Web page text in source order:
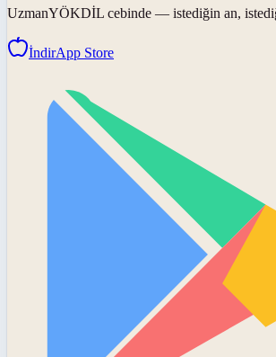
UzmanYÖKDİL cebinde — istediğin an,
İndirApp Store